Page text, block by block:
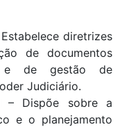
diretrizes
de documentos
e de gestão de
Judiciário.
– Dispõe sobre a
e o planejamento